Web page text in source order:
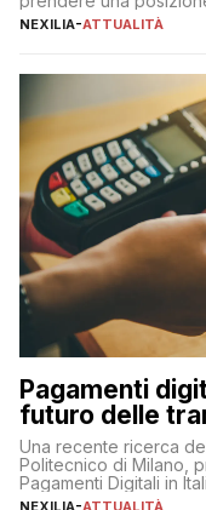
sua complessità e
NEXILIA-ATTUALITÀ
Pagamenti
futuro delle
Una recente ricerca
Politecnico di Milano,
Pagamenti Digitali in
definitivi del primo
NEXILIA-ATTUALITÀ